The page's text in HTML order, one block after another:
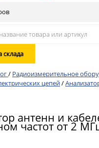
склада
/ Радиоизмерительное
цепей/
антенн и
частот от 2